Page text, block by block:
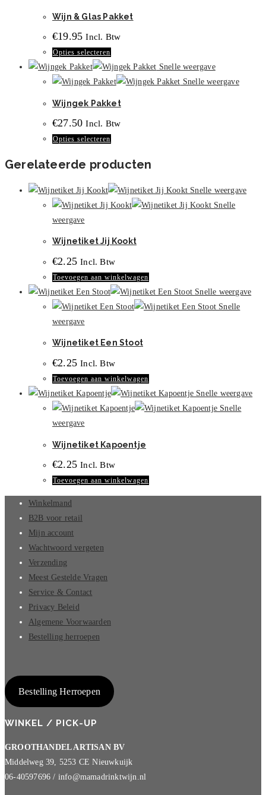
Wijn & Glas Pakket
€19.95 Incl. Btw
Opties selecteren
product
heeft
Deze
gekozen
worden
op
Snelle weergave
Snelle weergave
Wijngek Pakket
€27.50 Incl. Btw
Opties selecteren
heeft
meerdere
variaties.
kan
worden
op
de
Gerelateerde producten
Snelle weergave
Snelle
weergave
Wijnetiket Jij Kookt
€2.25 Incl. Btw
Toevoegen aan winkelwagen
Snelle weergave
Snelle
weergave
Wijnetiket Een Stoot
€2.25 Incl. Btw
Toevoegen aan winkelwagen
Snelle weergave
Snelle
weergave
Wijnetiket Kapoentje
€2.25 Incl. Btw
Toevoegen aan winkelwagen
Winkelmand
B2B voor retail
Mijn account
Wachtwoord vergeten
Verzending
Meest Gestelde Vragen
Service & Contact
Privacy Beleid
Algemene Voorwaarden
Bestelling herroepen
Bestelling Herroepen
WINKEL / PICK-UP
GROOTHANDEL ARTISAN BV
Middelweg 39, 5253 CE Nieuwkuijk
06-40597696 / info@mamadrinktwijn.nl